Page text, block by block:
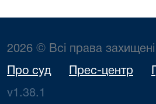
2026 © Всі права захищені
Про суд Прес-центр
v1.38.1